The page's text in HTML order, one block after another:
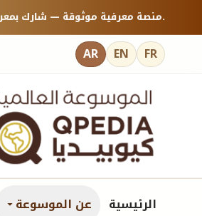
منصة معرفية موثوقة — شارك بمعرفتك عبر الموسوعة العالمية كيوبيديا.
AR EN FR
الرئيسية عن الموسوعة